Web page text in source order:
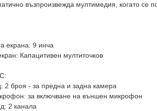
възпроизвежда мултимедия, когато се
екрана: 9 инча
Капацитивен мултиточков
2 броя - за предна и задна камера
за включване на външен микрофон
2 канала